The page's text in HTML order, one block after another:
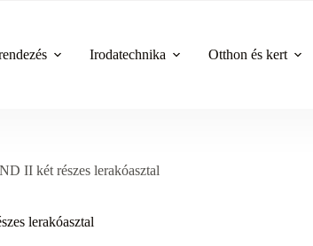
Irodatechnika Otthon és kert
II két részes lerakóasztal
lerakóasztal